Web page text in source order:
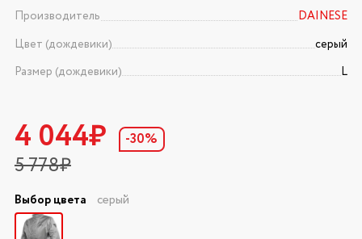
Производитель
DAINESE
Цвет (дождевики)
серый
Размер (дождевики)
L
4 044₽
5 778₽
-30%
Выбор цвета серый